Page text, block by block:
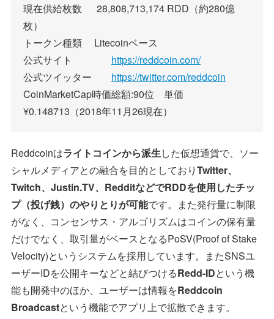
現在供給枚数 28,808,713,174 RDD（約280億
枚）
トークン種類 Litecoinベース
公式サイト https://reddcoin.com/
公式ツイッター https://twitter.com/reddcoin
CoinMarketCap時価総額:90位 単価
¥0.148713（2018年11月26現在）
Reddcoinはライトコインから派生した仮想通貨で、ソー
シャルメディアとの融合を目的としておりTwitter、
Twitch、Justin.TV、RedditなどでRDDを使用したチッ
プ（投げ銭）のやりとりが可能です。また発行量に制限
がなく、コンセンサス・アルゴリズムはコインの保有量
だけでなく、取引量がベースとなるPoSV(Proof of Stake
Velocity)というシステムを採用しています。またSNSユ
ーザーIDを公開キーなどと結びつけるRedd-IDという機
能も開発中のほか、ユーザーは情報をReddcoin
Broadcastという機能でアプリ上で拡散できます。